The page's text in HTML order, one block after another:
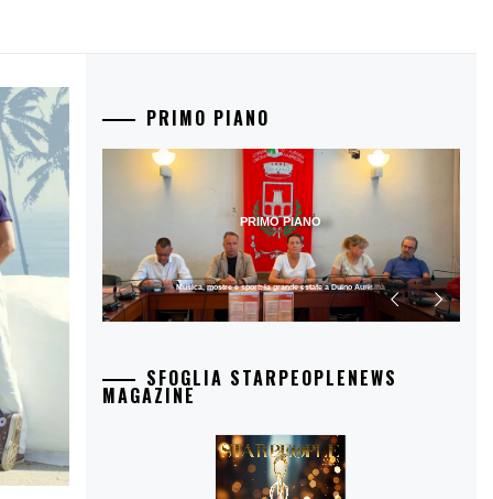
PRIMO PIANO
Musica, mostre e sport: la grande estate a Duino Aurisina
PRIMO PIANO
SFOGLIA STARPEOPLENEWS
MAGAZINE